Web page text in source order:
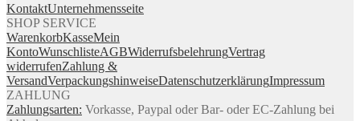
KontaktUnternehmensseite
SHOP SERVICE
WarenkorbKasseMein
KontoWunschlisteAGBWiderrufsbelehrungVertrag
widerrufenZahlung &
VersandVerpackungshinweiseDatenschutzerklärungImpressum
ZAHLUNG
Zahlungsarten: Vorkasse, Paypal oder Bar- oder EC-Zahlung bei